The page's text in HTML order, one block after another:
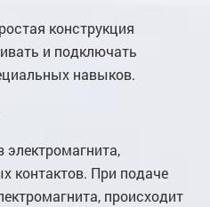
конструкция
и подключать
навыков.
электромагнита,
контактов. При подаче
происходит